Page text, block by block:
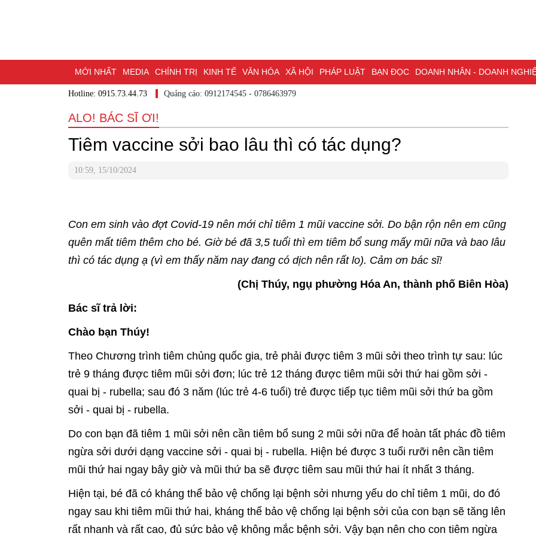
MỚI NHẤT MEDIA CHÍNH TRỊ KINH TẾ VĂN HÓA XÃ HỘI PHÁP LUẬT BẠN ĐỌC DOANH NHÂN - DOANH NGHIỆP
DU LỊCH - ẨM THỰC CHUYỂN ĐỔI SỐ THỂ THAO ĐỒNG NAI & NGHỊ QUYẾT 57
BẠN CẦN BIẾT CHẠM 95 - KHÁM PHÁ ĐỒNG NAI
NHỊP CẦU NHÂN ÁI THÀNH PHỐ ĐỒNG NAI
Hotline: 0915.73.44.73 Quảng cáo: 0912174545 - 0786463979
ALO! BÁC SĨ ƠI!
Tiêm vaccine sởi bao lâu thì có tác dụng?
10:59, 15/10/2024
Con em sinh vào đợt Covid-19 nên mới chỉ tiêm 1 mũi vaccine sởi. Do bận rộn nên em cũng
quên mất tiêm thêm cho bé. Giờ bé đã 3,5 tuổi thì em tiêm bổ sung mấy mũi nữa và bao lâu
thì có tác dụng ạ (vì em thấy năm nay đang có dịch nên rất lo). Cảm ơn bác sĩ!
(Chị Thúy, ngụ phường Hóa An, thành phố Biên Hòa)
Bác sĩ trả lời:
Chào bạn Thúy!
Theo Chương trình tiêm chủng quốc gia, trẻ phải được tiêm 3 mũi sởi theo trình tự sau: lúc
trẻ 9 tháng được tiêm mũi sởi đơn; lúc trẻ 12 tháng được tiêm mũi sởi thứ hai gồm sởi -
quai bị - rubella; sau đó 3 năm (lúc trẻ 4-6 tuổi) trẻ được tiếp tục tiêm mũi sởi thứ ba gồm
sởi - quai bị - rubella.
Do con bạn đã tiêm 1 mũi sởi nên cần tiêm bổ sung 2 mũi sởi nữa để hoàn tất phác đồ tiêm
ngừa sởi dưới dạng vaccine sởi - quai bị - rubella. Hiện bé được 3 tuổi rưỡi nên cần tiêm
mũi thứ hai ngay bây giờ và mũi thứ ba sẽ được tiêm sau mũi thứ hai ít nhất 3 tháng.
Hiện tại, bé đã có kháng thể bảo vệ chống lại bệnh sởi nhưng yếu do chỉ tiêm 1 mũi, do đó
ngay sau khi tiêm mũi thứ hai, kháng thể bảo vệ chống lại bệnh sởi của con bạn sẽ tăng lên
rất nhanh và rất cao, đủ sức bảo vệ không mắc bệnh sởi. Vậy bạn nên cho con tiêm ngừa